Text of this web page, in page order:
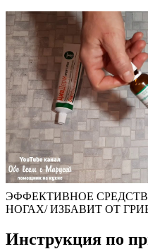
ЭФФЕКТИВНОЕ
НОГАХ/ ИЗБАВИТ ОТ
Инструкция по